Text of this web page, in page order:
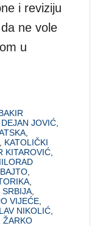
i reviziju
ne vole
u
DEJAN JOVIĆ
KATOLIČKI
KITAROVIĆ
,SRBIJA
VIJEĆE
NIKOLIĆ
,ŽARKO